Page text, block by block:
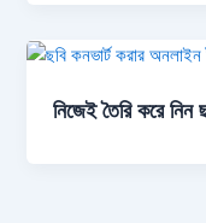
নিজেই তৈরি করে